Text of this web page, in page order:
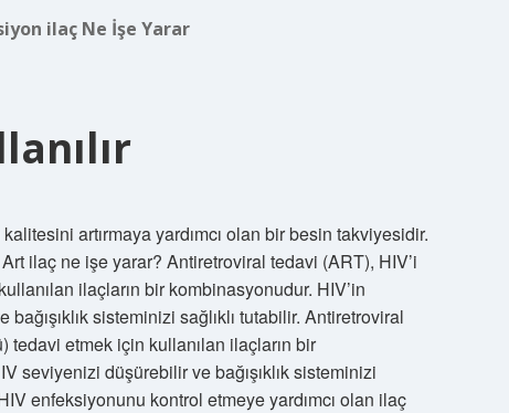
ilaç Ne İşe Yarar
artırmaya yardımcı olan bir besin takviyesidir.
ilaç ne işe yarar? Antiretroviral tedavi (ART), HIV’i
ilaçların bir kombinasyonudur. HIV’in
sisteminizi sağlıklı tutabilir. Antiretroviral
etmek için kullanılan ilaçların bir
seviyenizi düşürebilir ve bağışıklık sisteminizi
enfeksiyonunu kontrol etmeye yardımcı olan ilaç